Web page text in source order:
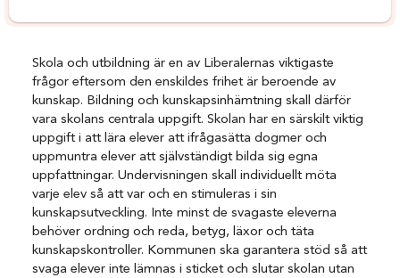
Skola och utbildning är en av Liberalernas viktigaste
frågor eftersom den enskildes frihet är beroende av
kunskap. Bildning och kunskapsinhämtning skall därför
vara skolans centrala uppgift. Skolan har en särskilt viktig
uppgift i att lära elever att ifrågasätta dogmer och
uppmuntra elever att självständigt bilda sig egna
uppfattningar. Undervisningen skall individuellt möta
varje elev så att var och en stimuleras i sin
kunskapsutveckling. Inte minst de svagaste eleverna
behöver ordning och reda, betyg, läxor och täta
kunskapskontroller. Kommunen ska garantera stöd så att
svaga elever inte lämnas i sticket och slutar skolan utan